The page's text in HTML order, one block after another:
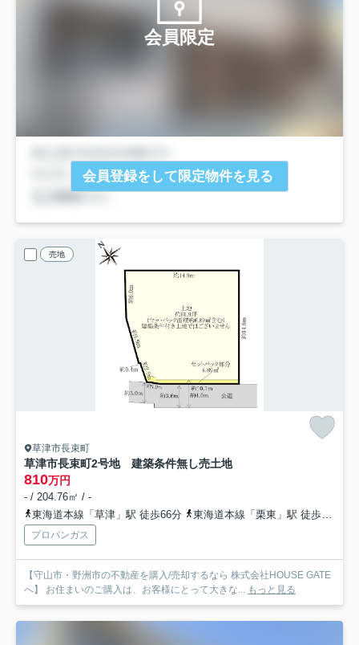
会員限定
会員登録をして限定物件を見る
売地
草津市長束町
草津市長束町2号地 建築条件無し売土地
810万円
- / 204.76㎡ / -
東海道本線「草津」駅 徒歩66分
東海道本線「栗東」駅 徒歩44分
プロパンガス
【守山市・野洲市の不動産を購入/売却するなら 株式会社HOUSE GATE
へ】 お住まいのご購入は、お客様にとって大きな... もっと見る